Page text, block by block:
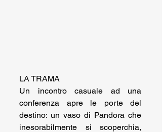
LA TRAMA
Un incontro casuale ad una
conferenza apre le porte del
destino: un vaso di Pandora che
inesorabilmente si scoperchia,